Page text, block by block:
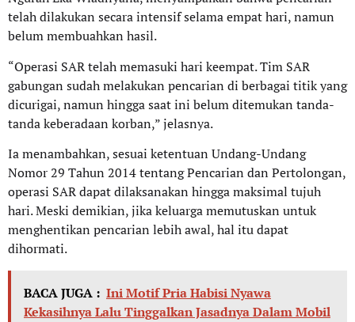
telah dilakukan secara intensif selama empat hari, namun
belum membuahkan hasil.
“Operasi SAR telah memasuki hari keempat. Tim SAR
gabungan sudah melakukan pencarian di berbagai titik yang
dicurigai, namun hingga saat ini belum ditemukan tanda-
tanda keberadaan korban,” jelasnya.
Ia menambahkan, sesuai ketentuan Undang-Undang
Nomor 29 Tahun 2014 tentang Pencarian dan Pertolongan,
operasi SAR dapat dilaksanakan hingga maksimal tujuh
hari. Meski demikian, jika keluarga memutuskan untuk
menghentikan pencarian lebih awal, hal itu dapat
dihormati.
BACA JUGA : Ini Motif Pria Habisi Nyawa
Kekasihnya Lalu Tinggalkan Jasadnya Dalam Mobil